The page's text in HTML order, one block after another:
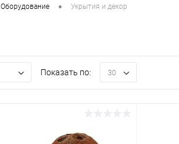
Оборудование • Укрытия и декор
Показать по: 30